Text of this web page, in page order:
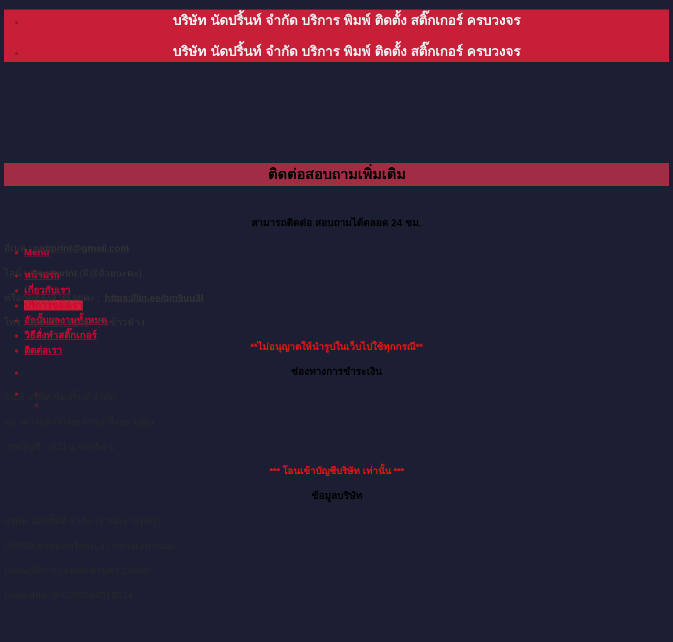
บริษัท นัดปริ้นท์ จำกัด บริการ พิมพ์ ติดตั้ง สติ๊กเกอร์ ครบวงจร
บริษัท นัดปริ้นท์ จำกัด บริการ พิมพ์ ติดตั้ง สติ๊กเกอร์ ครบวงจร
Menu
หน้าแรก
เกี่ยวกับเรา
บริการของเรา
อัลบั้มผลงานทั้งหมด
วิธีสั่งทำสติ๊กเกอร์
ติดต่อเรา
ติดต่อสอบถามเพิ่มเติม
สามารถติดต่อ สอบถามได้ตลอด 24 ชม.
อีเมล :nattprint@gmail.com
ไลน์ :@nattprint (มี@ด้วยนะคะ)
หรือกดที่ลิงค์ได้เลยคะ : https://lin.ee/bm9uu3I
โทร :099-415-9246คุณข้าวฟ่าง
**ไม่อนุญาตให้นำรูปในเว็บไปใช้ทุกกรณี**
ช่องทางการชำระเงิน
บัญชี บริษัท นัดปริ้นท์ จำกัด
*** โอนเข้าบัญชีบริษัท เท่านั้น ***
ข้อมูลบริษัท